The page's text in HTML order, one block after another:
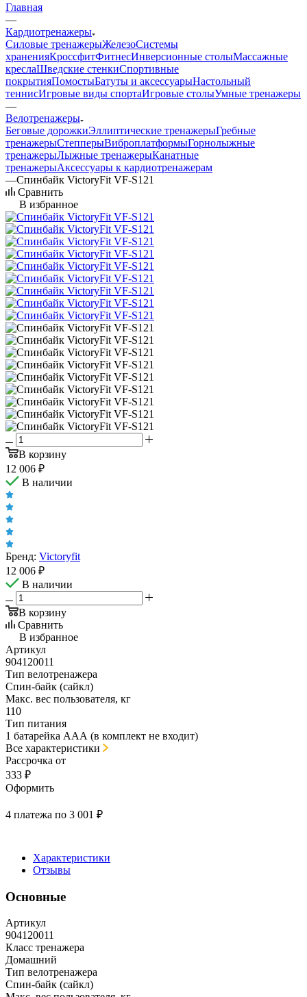
Главная
—
Кардиотренажеры
Силовые тренажерыЖелезоСистемы
храненияКроссфитФитнесИнверсионные столыМассажные
креслаШведские стенкиСпортивные
покрытияПомостыБатуты и аксессуарыНастольный
теннисИгровые виды спортаИгровые столыУмные тренажеры
—
Велотренажеры
Беговые дорожкиЭллиптические тренажерыГребные
тренажерыСтепперыВиброплатформыГорнолыжные
тренажерыЛыжные тренажерыКанатные
тренажерыАксессуары к кардиотренажерам
—Спинбайк VictoryFit VF-S121
Сравнить
В избранное
В корзину
12 006 ₽
В наличии
Бренд: Victoryfit
12 006 ₽
В наличии
В корзину
Сравнить
В избранное
Артикул
904120011
Тип велотренажера
Спин-байк (сайкл)
Макс. вес пользователя, кг
110
Тип питания
1 батарейка ААА (в комплект не входит)
Все характеристики
Рассрочка от
333 ₽
Оформить
4 платежа по 3 001 ₽
Характеристики
Отзывы
Основные
Артикул
904120011
Класс тренажера
Домашний
Тип велотренажера
Спин-байк (сайкл)